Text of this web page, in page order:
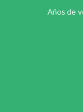
Años de